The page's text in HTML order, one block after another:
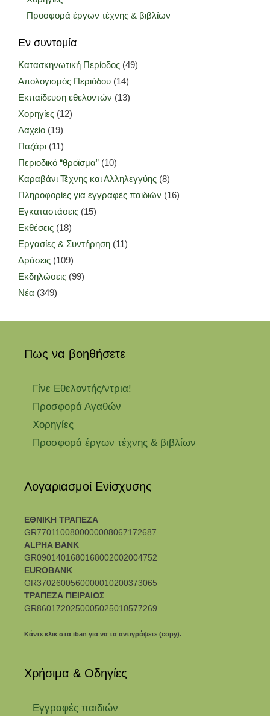
Προσφορά έργων τέχνης & βιβλίων
Εν συντομία
Κατασκηνωτική Περίοδος (49)
Απολογισμός Περιόδου (14)
Εκπαίδευση εθελοντών (13)
Χορηγίες (12)
Λαχείο (19)
Παζάρι (11)
Περιοδικό “θροϊσμα” (10)
Καραβάνι Τέχνης και Αλληλεγγύης (8)
Πληροφορίες για εγγραφές παιδιών (16)
Εγκαταστάσεις (15)
Εκθέσεις (18)
Εργασίες & Συντήρηση (11)
Δράσεις (109)
Εκδηλώσεις (99)
Νέα (349)
Πως να βοηθήσετε
Γίνε Εθελοντής/ντρια!
Προσφορά Αγαθών
Χορηγίες
Προσφορά έργων τέχνης & βιβλίων
Λογαριασμοί Ενίσχυσης
ΕΘΝΙΚΗ ΤΡΑΠΕΖΑ
GR7701100800000008067172687
ALPHA BANK
GR0901401680168002002004752
EUROBANK
GR3702600560000010200373065
ΤΡΑΠΕΖΑ ΠΕΙΡΑΙΩΣ
GR8601720250005025010577269
Κάντε κλικ στα iban για να τα αντιγράψετε (copy).
Χρήσιμα & Οδηγίες
Eγγραφές παιδιών